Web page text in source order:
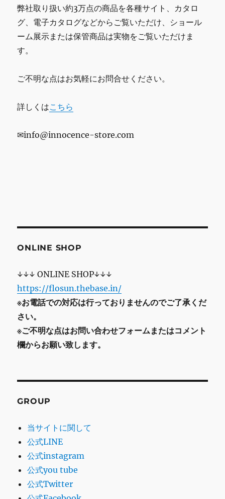
弊社取り扱い約3万点の商品を各種サイト、カタロ
グ、電子カタログなどからご覧いただけ、ショール
ーム展示または保管商品は実物をご覧いただけま
す。
ご不明な点はお気軽にお問合せください。
詳しくはこちら
✉info@innocence-store.com
ONLINE SHOP
↓↓↓ ONLINE SHOP↓↓↓
https://flosun.thebase.in/
※お電話での対応は行っておりませんのでご了承くだ
さい。
※ご不明な点はお問い合わせフォームまたはコメント
欄からお願い致します。
GROUP
当サイトに関して
公式LINE
公式instagram
公式you tube
公式Twitter